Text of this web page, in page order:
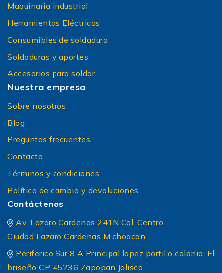
Maquinaria industrial
Herramientas Eléctricas
Consumibles de soldadura
Soldaduras y aportes
Accesorios para soldar
Nuestra empresa
Sobre nosotros
Blog
Preguntas frecuentes
Contacto
Términos y condiciones
Política de cambio y devoluciones
Contáctenos
Av. Lazaro Cardenas 241N Col. Centro
Ciudad Lazaro Cardenas Michoacan.
Periferico Sur 8 A Principal lopez portillo colonia: El
briseño CP 45236 Zapopan Jalisco